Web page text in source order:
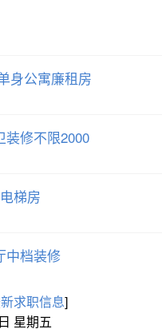
身公寓廉租房
装修不限2000
梯房
中档装修
求职信息]
星期五